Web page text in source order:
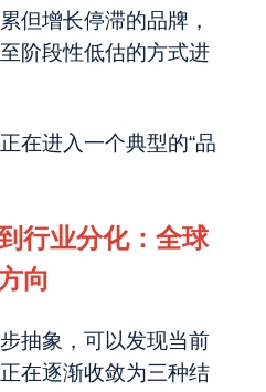
但增长停滞的品牌，
阶段性低估的方式进
在进入一个典型的“品
行业分化：全球
向
抽象，可以发现当前
在逐渐收敛为三种结